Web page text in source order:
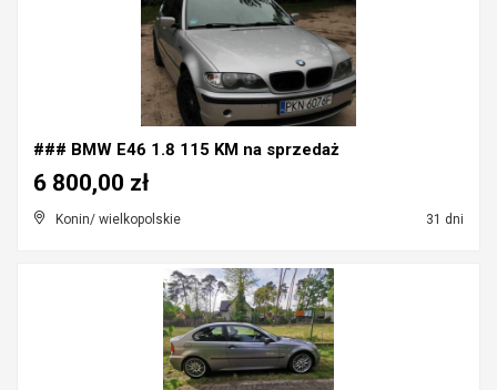
### BMW E46 1.8 115 KM na sprzedaż
Konin/ wielkopolskie 31 dni
6 800,00 zł